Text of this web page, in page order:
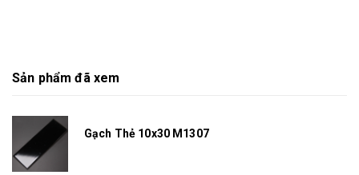
Sản phẩm đã xem
Gạch Thẻ 10x30 M1307